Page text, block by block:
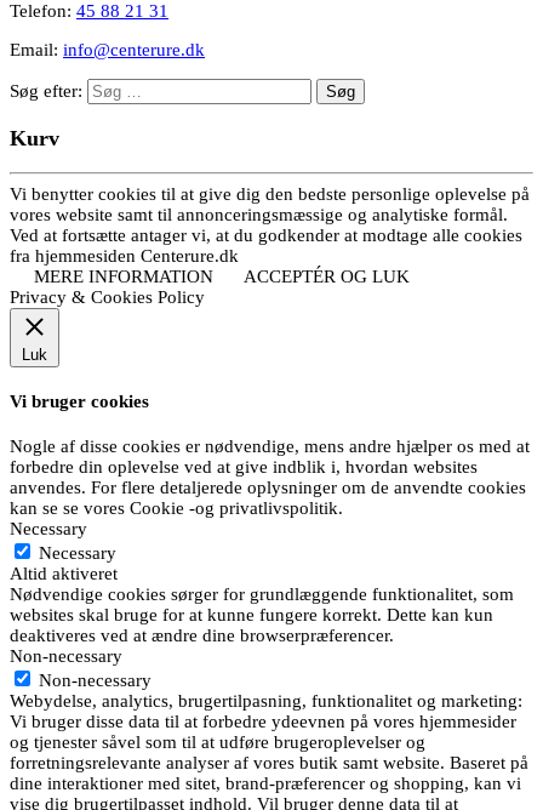
Telefon: 45 88 21 31
Email: info@centerure.dk
Søg efter:
Kurv
Vi benytter cookies til at give dig den bedste personlige oplevelse på
vores website samt til annonceringsmæssige og analytiske formål.
Ved at fortsætte antager vi, at du godkender at modtage alle cookies
fra hjemmesiden Centerure.dk
MERE INFORMATION
ACCEPTÉR OG LUK
Privacy & Cookies Policy
Luk
Vi bruger cookies
Nogle af disse cookies er nødvendige, mens andre hjælper os med at
forbedre din oplevelse ved at give indblik i, hvordan websites
anvendes. For flere detaljerede oplysninger om de anvendte cookies
kan se se vores Cookie -og privatlivspolitik.
Necessary
Necessary
Altid aktiveret
Nødvendige cookies sørger for grundlæggende funktionalitet, som
websites skal bruge for at kunne fungere korrekt. Dette kan kun
deaktiveres ved at ændre dine browserpræferencer.
Non-necessary
Non-necessary
Webydelse, analytics, brugertilpasning, funktionalitet og marketing:
Vi bruger disse data til at forbedre ydeevnen på vores hjemmesider
og tjenester såvel som til at udføre brugeroplevelser og
forretningsrelevante analyser af vores butik samt website. Baseret på
dine interaktioner med sitet, brand-præferencer og shopping, kan vi
vise dig brugertilpasset indhold. Vil bruger denne data til at